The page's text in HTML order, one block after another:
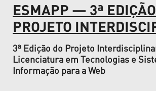
navegação
ESMAPP — 3ª
PROJETO
3ª Edição do Projeto
Licenciatura em Tecnologias e
Informação para a Web